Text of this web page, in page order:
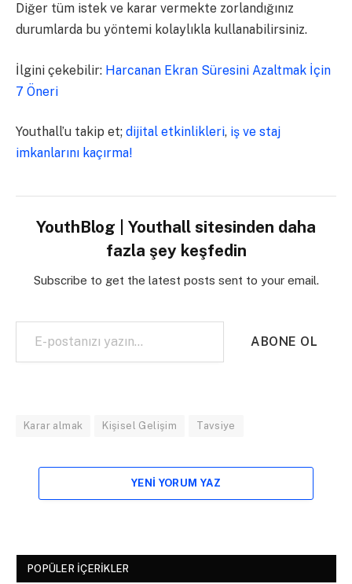
Diğer tüm istek ve karar vermekte zorlandığınız
durumlarda bu yöntemi kolaylıkla kullanabilirsiniz.
İlgini çekebilir: Harcanan Ekran Süresini Azaltmak İçin
7 Öneri
Youthall’u takip et; dijital etkinlikleri, iş ve staj
imkanlarını kaçırma!
YouthBlog | Youthall sitesinden daha
fazla şey keşfedin
Subscribe to get the latest posts sent to your email.
E-postanızı yazın…
ABONE OL
Karar almak Kişisel Gelişim Tavsiye
YENI YORUM YAZ
POPÜLER İÇERIKLER